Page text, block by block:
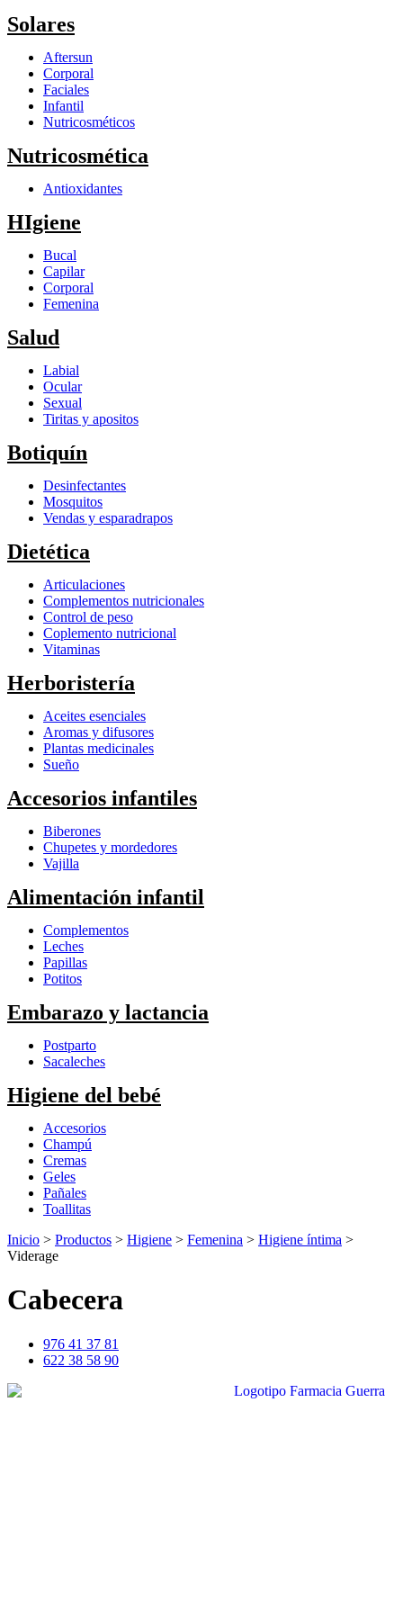
Solares
Aftersun
Corporal
Faciales
Infantil
Nutricosméticos
Nutricosmética
Antioxidantes
HIgiene
Bucal
Capilar
Corporal
Femenina
Salud
Labial
Ocular
Sexual
Tiritas y apositos
Botiquín
Desinfectantes
Mosquitos
Vendas y esparadrapos
Dietética
Articulaciones
Complementos nutricionales
Control de peso
Coplemento nutricional
Vitaminas
Herboristería
Aceites esenciales
Aromas y difusores
Plantas medicinales
Sueño
Accesorios infantiles
Biberones
Chupetes y mordedores
Vajilla
Alimentación infantil
Complementos
Leches
Papillas
Potitos
Embarazo y lactancia
Postparto
Sacaleches
Higiene del bebé
Accesorios
Champú
Cremas
Geles
Pañales
Toallitas
Inicio > Productos > Higiene > Femenina > Higiene íntima >
Viderage
Cabecera
976 41 37 81
622 38 58 90